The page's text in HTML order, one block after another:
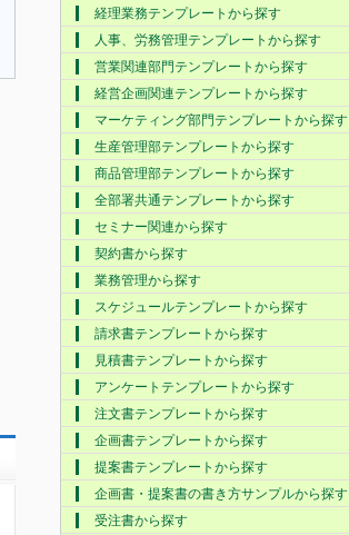
経理業務テンプレートから探す
人事、労務管理テンプレートから探す
営業関連部門テンプレートから探す
経営企画関連テンプレートから探す
マーケティング部門テンプレートから探す
生産管理部テンプレートから探す
商品管理部テンプレートから探す
全部署共通テンプレートから探す
セミナー関連から探す
契約書から探す
業務管理から探す
スケジュールテンプレートから探す
請求書テンプレートから探す
見積書テンプレートから探す
アンケートテンプレートから探す
注文書テンプレートから探す
企画書テンプレートから探す
提案書テンプレートから探す
企画書・提案書の書き方サンプルから探す
受注書から探す